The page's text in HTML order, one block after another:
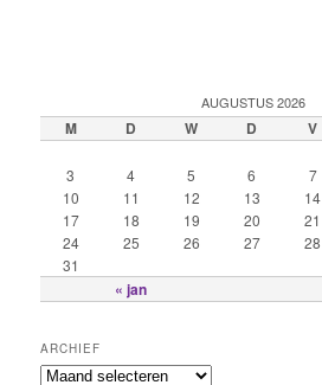
AUGUSTUS 2026
M D W D V
« jan
3
4 5 6 7
10
11 12 13 14
17
18 19 20 21
24
25 26 27 28
31
ARCHIEF